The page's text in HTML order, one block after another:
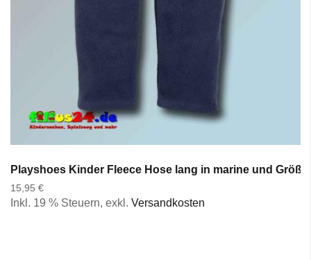
Playshoes Kinder Fleece Hose lang in marine und
15,95 €
Inkl. 19 % Steuern, exkl. Versandkosten